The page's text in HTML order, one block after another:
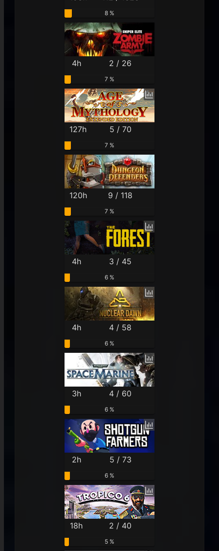
8 %
4h 2 / 26
7 %
127h 5 / 70
7 %
120h 9 / 118
7 %
4h 3 / 45
6 %
4h 4 / 58
6 %
3h 4 / 60
6 %
2h 5 / 73
6 %
18h 2 / 40
5 %